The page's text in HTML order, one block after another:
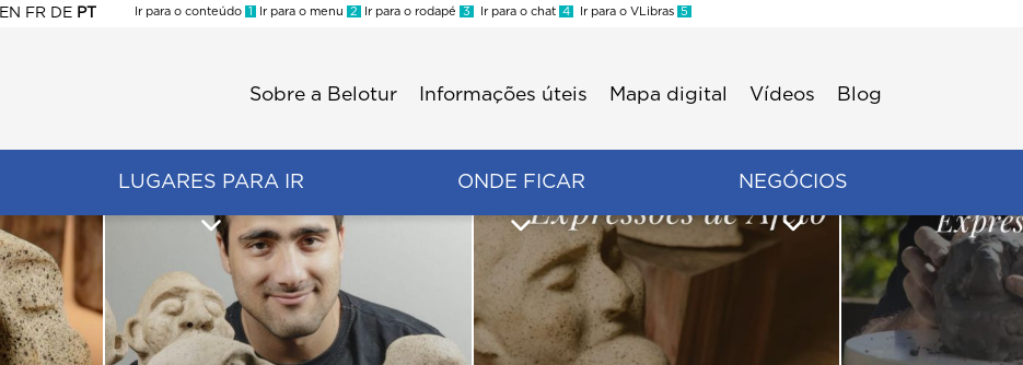
EN FR DE PT
Ir para o conteúdo 1 Ir para o menu 2 Ir para o rodapé 3 Ir para o chat 4 Ir para o VLibras 5
Sobre a Belotur Informações úteis Mapa digital Vídeos Blog
LUGARES PARA IR ONDE FICAR NEGÓCIOS